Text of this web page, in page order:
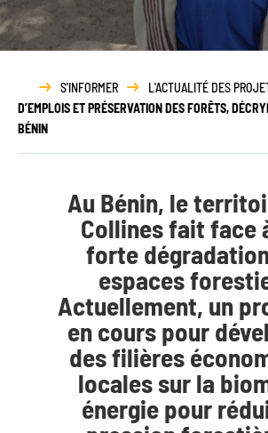
Rapport
d’activité
S'INFORMER L'ACTUALITÉ DES
D’EMPLOIS ET PRÉSERVATION DES FORÊTS,
BÉNIN
Au Bénin, le
Collines fait face
forte
espaces
Actuellement, un
en cours pour
des filières
locales sur la
énergie pour